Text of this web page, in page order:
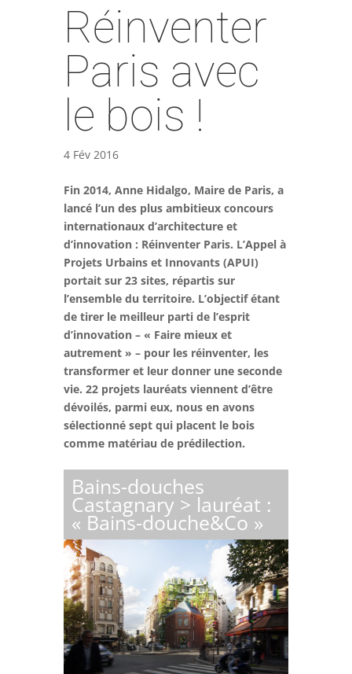
Réinventer
Paris avec
le bois !
4 Fév 2016
Fin 2014, Anne Hidalgo, Maire de Paris, a
lancé l’un des plus ambitieux concours
internationaux d’architecture et
d’innovation : Réinventer Paris. L’Appel à
Projets Urbains et Innovants (APUI)
portait sur 23 sites, répartis sur
l’ensemble du territoire. L’objectif étant
de tirer le meilleur parti de l’esprit
d’innovation – « Faire mieux et
autrement » – pour les réinventer, les
transformer et leur donner une seconde
vie. 22 projets lauréats viennent d’être
dévoilés, parmi eux, nous en avons
sélectionné sept qui placent le bois
comme matériau de prédilection.
Bains-douches
Castagnary > lauréat :
« Bains-douche&Co »